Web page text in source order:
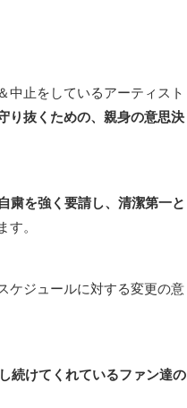
止をしているアーティスト
り抜くための、親身の意思決
粛を強く要請し、清潔第一と
す。
ケジュールに対する変更の意
続けてくれているファン達の